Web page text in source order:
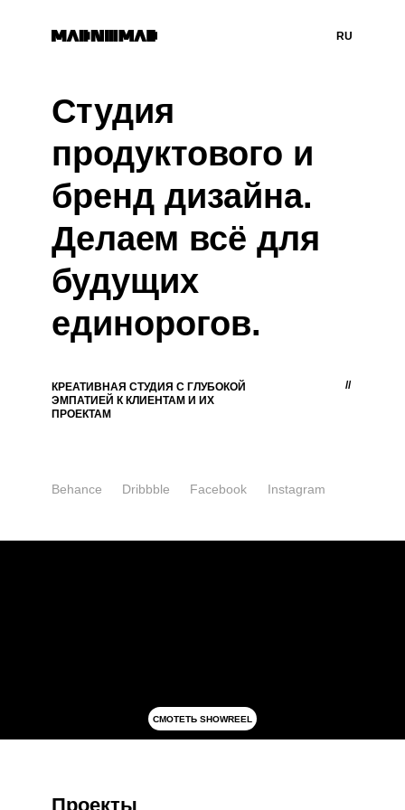
RU
Студия
продуктового и
бренд дизайна.
Делаем всё для
будущих
единорогов.
КРЕАТИВНАЯ СТУДИЯ С ГЛУБОКОЙ
ЭМПАТИЕЙ К КЛИЕНТАМ И ИХ
ПРОЕКТАМ
//
Dribbble
Behance Facebook Instagram
СМОТЕТЬ SHOWREEL
Проекты